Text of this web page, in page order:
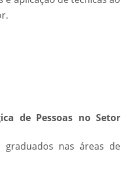
de Pessoas no Setor
nas áreas de